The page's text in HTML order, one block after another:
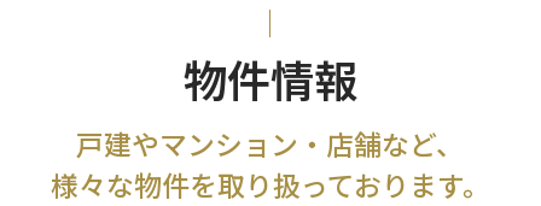
物件情報
戸建やマンション・店舗など、
様々な物件を取り扱っております。